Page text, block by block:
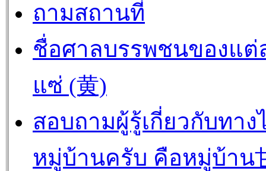
ถามสถานที่
ชื่อศาลบรรพชนของแต่
แซ่ (黄)
สอบถามผู้รู้เกี่ยวกับทาง
หมู่บ้านครับ คือหมู่บ้าน